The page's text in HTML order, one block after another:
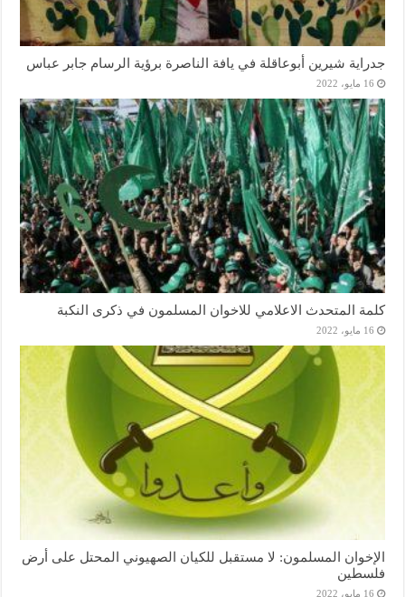
جدراية شيرين أبوعاقلة في يافة الناصرة برؤية الرسام جابر عباس
16 مايو، 2022
كلمة المتحدث الاعلامي للاخوان المسلمون في ذكرى النكبة
16 مايو، 2022
الإخوان المسلمون: لا مستقبل للكيان الصهيوني المحتل على أرض
فلسطين
16 مايو، 2022